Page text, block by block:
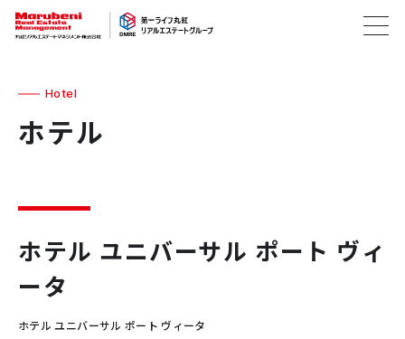
Hotel
ホテル
ホテル ユニバーサル ポート ヴィ
ータ
ホテル ユニバーサル ポート ヴィータ